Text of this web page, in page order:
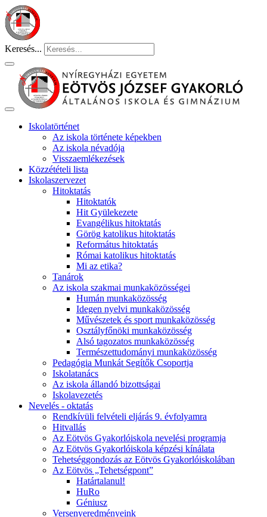
Keresés...
Iskolatörténet
Az iskola története képekben
Az iskola névadója
Visszaemlékezések
Közzétételi lista
Iskolaszervezet
Hitoktatás
Hitoktatók
Hit Gyülekezete
Evangélikus hitoktatás
Görög katolikus hitoktatás
Református hitoktatás
Római katolikus hitoktatás
Mi az etika?
Tanárok
Az iskola szakmai munkaközösségei
Humán munkaközösség
Idegen nyelvi munkaközösség
Művészetek és sport munkaközösség
Osztályfőnöki munkaközösség
Alsó tagozatos munkaközösség
Természettudományi munkaközösség
Pedagógia Munkát Segítők Csoportja
Iskolatanács
Az iskola állandó bizottságai
Iskolavezetés
Nevelés - oktatás
Rendkívüli felvételi eljárás 9. évfolyamra
Hitvallás
Az Eötvös Gyakorlóiskola nevelési programja
Az Eötvös Gyakorlóiskola képzési kínálata
Tehetséggondozás az Eötvös Gyakorlóiskolában
Az Eötvös „Tehetségpont”
Határtalanul!
HuRo
Géniusz
Versenyeredményeink